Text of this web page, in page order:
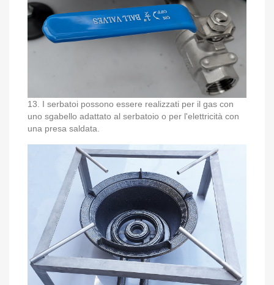
13. I serbatoi possono essere realizzati per il gas con
uno sgabello adattato al serbatoio o per l'elettricità con
una presa saldata.